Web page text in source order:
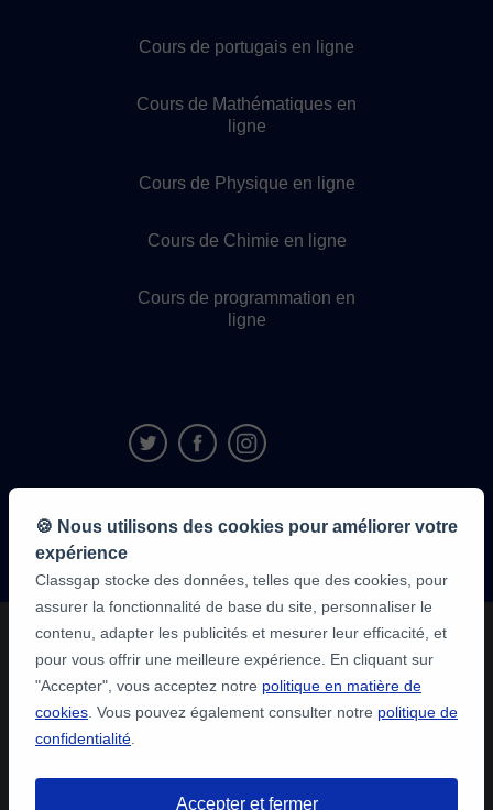
Cours de portugais en ligne
Cours de Mathématiques en
ligne
Cours de Physique en ligne
Cours de Chimie en ligne
Cours de programmation en
ligne
9,6/10
avis
🍪 Nous utilisons des cookies pour améliorer votre
expérience
Classgap stocke des données, telles que des cookies, pour
assurer la fonctionnalité de base du site, personnaliser le
contenu, adapter les publicités et mesurer leur efficacité, et
pour vous offrir une meilleure expérience. En cliquant sur
"Accepter", vous acceptez notre politique en matière de
cookies . Vous pouvez également consulter notre politique de
confidentialité
Accepter et fermer